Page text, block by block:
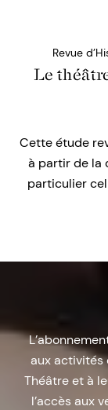
Revue
Le
Cette étude
à partir de la
particulier
aux activités
Théâtre et à
l’accès aux